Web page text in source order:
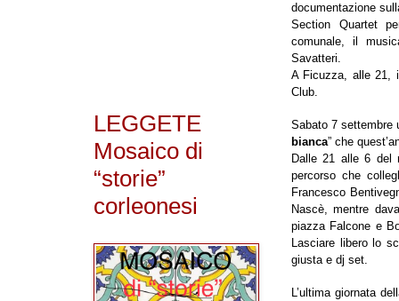
documentazione
Section Quartet
comunale, il
Savatteri.
A Ficuzza, alle 21,
Club.
Sabato 7 settembre
bianca” che
Dalle 21 alle 6 del
percorso che
Francesco
Nascè, mentre
piazza Falcone e
Lasciare libero lo
giusta e dj set.
L’ultima giornata
LEGGETE
Mosaico di
“storie”
corleonesi